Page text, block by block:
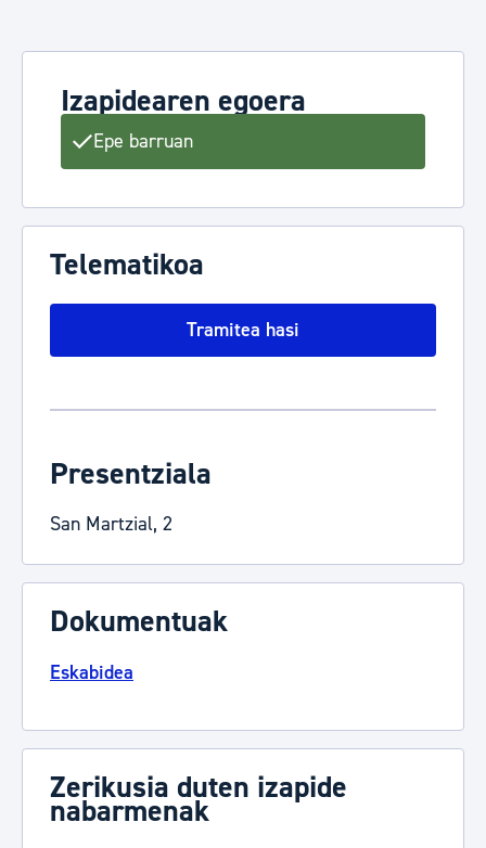
Izapidearen egoera
Epe barruan
Telematikoa
Tramitea hasi
Presentziala
San Martzial, 2
Dokumentuak
Eskabidea
Zerikusia duten izapide
nabarmenak